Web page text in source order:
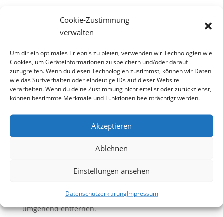
Cookie-Zustimmung
verwalten
Um dir ein optimales Erlebnis zu bieten, verwenden wir Technologien wie
Cookies, um Geräteinformationen zu speichern und/oder darauf
zuzugreifen. Wenn du diesen Technologien zustimmst, können wir Daten
wie das Surfverhalten oder eindeutige IDs auf dieser Website
verarbeiten. Wenn du deine Zustimmung nicht erteilst oder zurückziehst,
können bestimmte Merkmale und Funktionen beeinträchtigt werden.
Akzeptieren
Ablehnen
Einstellungen ansehen
DatenschutzerklärungImpressum
Haftung für Links
Unser Angebot enthält Links zu externen Webseiten
Deshalb können wir für diese fremden Inhalte auch
keine Gewähr übernehmen. Für die Inhalte der
verlinkten Seiten ist stets der jeweilige Anbieter oder
Betreiber der Seiten verantwortlich. Die verlinkten
mögliche Rechtsverstöße überprüft. Rechtswidrige
Inhalte waren zum Zeitpunkt der Verlinkung nicht
erkennbar. Eine permanente inhaltliche Kontrolle
Anhaltspunkte einer Rechtsverletzung nicht
Rechtsverletzungen werden wir derartige Links
umgehend entfernen.